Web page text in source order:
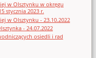
w Olsztynku w okręgu
stycznia 2023 r.
w Olsztynku - 23.10.2022
- 24.07.2022
osiedli i rad